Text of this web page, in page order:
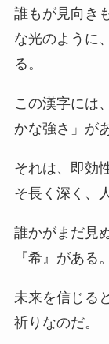
誰もが見向き
な光のように
る。
この漢字には
かな強さ」が
それは、即効
そ長く深く、
誰かがまだ見
『希』がある。
未来を信じる
祈りなのだ。